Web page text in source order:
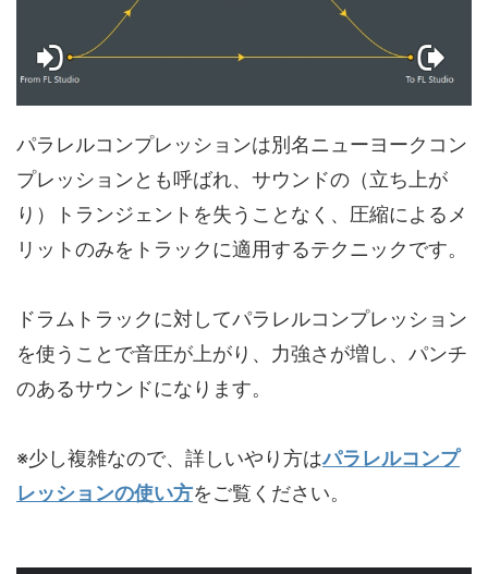
パラレルコンプレッションは別名ニューヨークコン
プレッションとも呼ばれ、サウンドの（立ち上が
り）トランジェントを失うことなく、圧縮によるメ
リットのみをトラックに適用するテクニックです。
ドラムトラックに対してパラレルコンプレッション
を使うことで音圧が上がり、力強さが増し、パンチ
のあるサウンドになります。
※少し複雑なので、詳しいやり方はパラレルコンプ
レッションの使い方をご覧ください。